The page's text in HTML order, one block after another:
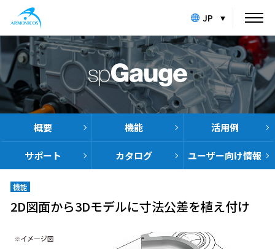
JP
概要 機能 活用例
サポート カタログ ユーザー向け情報
機能
2D図面から3Dモデルに寸法公差を植え付け